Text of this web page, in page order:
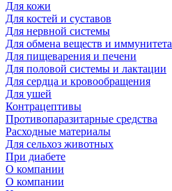
Для кожи
Для костей и суставов
Для нервной системы
Для обмена веществ и иммунитета
Для пищеварения и печени
Для половой системы и лактации
Для сердца и кровообращения
Для ушей
Контрацептивы
Противопаразитарные средства
Расходные материалы
Для сельхоз животных
При диабете
О компании
О компании